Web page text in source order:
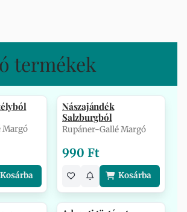
termékek
Margó
Kosárba
Nászajándék
Salzburgból
Rupáner-Gallé Margó
990 Ft
Kosárba